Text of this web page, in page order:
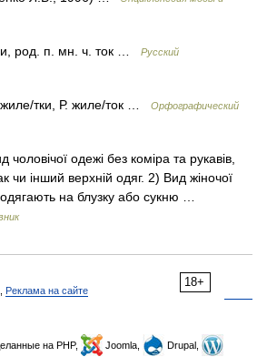
род. п. мн. ч. ток …
Русский
тки, Р. жиле/ток …
Орфографический
одежі без коміра та рукавів,
чи інший верхній одяг. 2) Вид жіночої
одягають на блузку або сукню …
18+
Реклама на сайте
на PHP, Joomla,
Drupal,